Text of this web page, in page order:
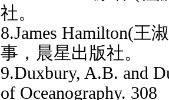
社。
8.James Hamilton(王
事，晨星出版社。
9.Duxbury, A.B. and
of Oceanography. 308